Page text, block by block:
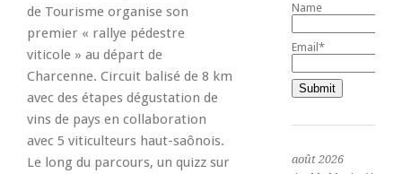
de Tourisme organise son
premier « rallye pédestre
viticole » au départ de
Charcenne. Circuit balisé de 8 km
avec des étapes dégustation de
vins de pays en collaboration
avec 5 viticulteurs haut-saônois.
Le long du parcours, un quizz sur
Name
Email*
août 2026